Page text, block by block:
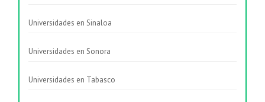
Universidades en Sinaloa
Universidades en Sonora
Universidades en Tabasco